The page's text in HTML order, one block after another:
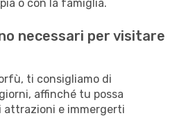
o con la famiglia.
necessari per visitare
ti consigliamo di
affinché tu possa
attrazioni e immergerti